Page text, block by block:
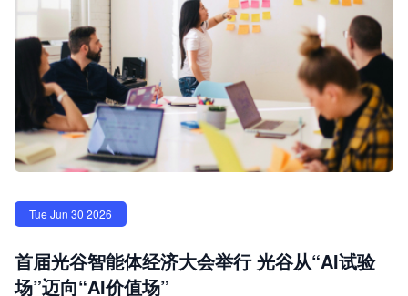
Tue Jun 30 2026
首届光谷智能体经济大会举行 光谷从“AI试验
场”迈向“AI价值场”